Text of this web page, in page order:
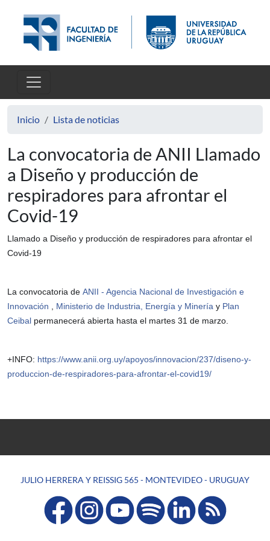
Inicio Lista de noticias
La convocatoria de ANII Llamado
a Diseño y producción de
respiradores para afrontar el
Covid-19
Llamado a Diseño y producción de respiradores para afrontar el
Covid-19
La convocatoria de ANII - Agencia Nacional de Investigación e
Innovación
Ministerio de Industria, Energía y Minería y Plan
Ceibal permanecerá abierta hasta el martes 31 de marzo.
+INFO: https://www.anii.org.uy/apoyos/innovacion/237/diseno-y-
produccion-de-respiradores-para-afrontar-el-covid19/
JULIO HERRERA Y REISSIG 565 - MONTEVIDEO - URUGUAY